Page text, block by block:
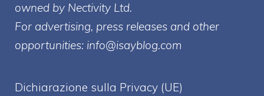
owned by Nectivity Ltd.
For advertising, press releases and other
opportunities: info@isayblog.com
Dichiarazione sulla Privacy (UE)